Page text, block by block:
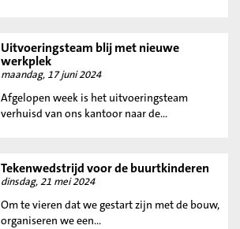
Uitvoeringsteam blij met nieuwe
werkplek
maandag, 17 juni 2024
Afgelopen week is het uitvoeringsteam
verhuisd van ons kantoor naar de...
Tekenwedstrijd voor de buurtkinderen
dinsdag, 21 mei 2024
Om te vieren dat we gestart zijn met de bouw,
organiseren we een...